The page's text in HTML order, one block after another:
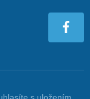
s uložením